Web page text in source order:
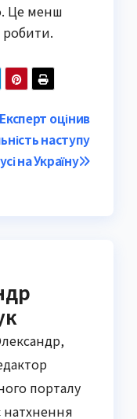
Це менш
робити.
Експерт оцінив
наступу
на Україну
порталу
натхнення